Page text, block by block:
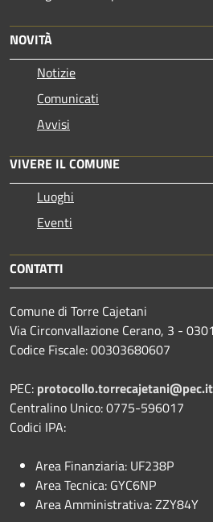
NOVITÀ
Notizie
Comunicati
Avvisi
VIVERE IL COMUNE
Luoghi
Eventi
CONTATTI
Comune di Torre Cajetani
Via Circonvallazione Cerano, 3 -
Codice Fiscale: 00303680607
PEC: protocollo.torrecajetani@pec.it
Centralino Unico: 0775-596017
Codici IPA:
Area Finanziaria: UF238P
Area Tecnica: GYC6NP
Area Amministrativa: ZZY84Y